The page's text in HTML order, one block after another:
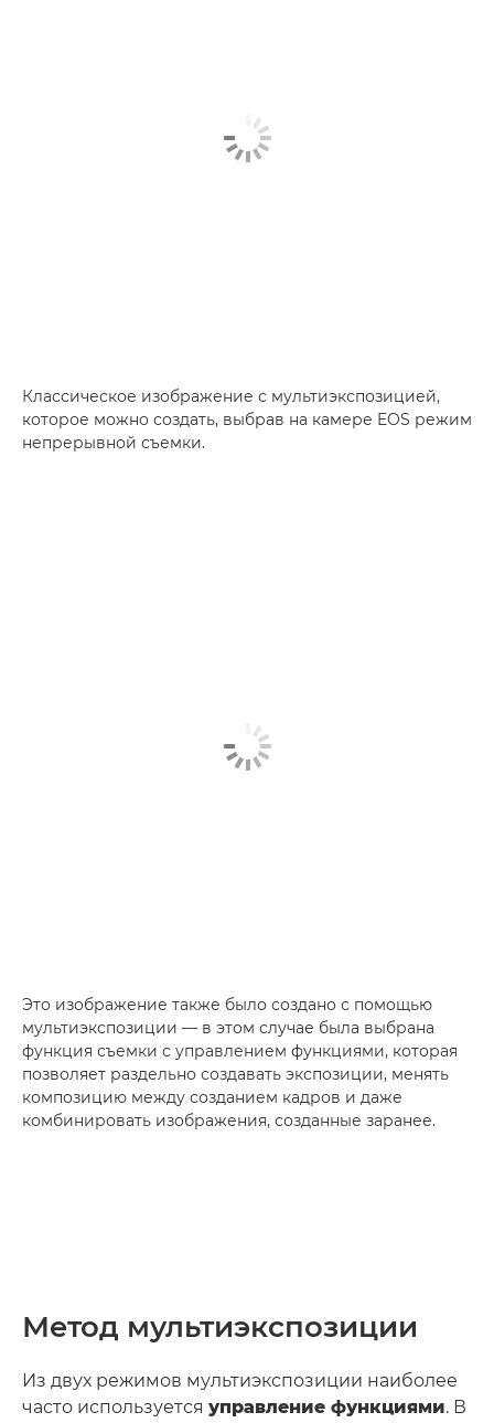
Классическое изображение с мультиэкспозицией,
которое можно создать, выбрав на камере EOS режим
непрерывной съемки.
Это изображение также было создано с помощью
мультиэкспозиции — в этом случае была выбрана
функция съемки с управлением функциями, которая
позволяет раздельно создавать экспозиции, менять
композицию между созданием кадров и даже
комбинировать изображения, созданные заранее.
Метод мультиэкспозиции
Из двух режимов мультиэкспозиции наиболее
часто используется управление функциями. В